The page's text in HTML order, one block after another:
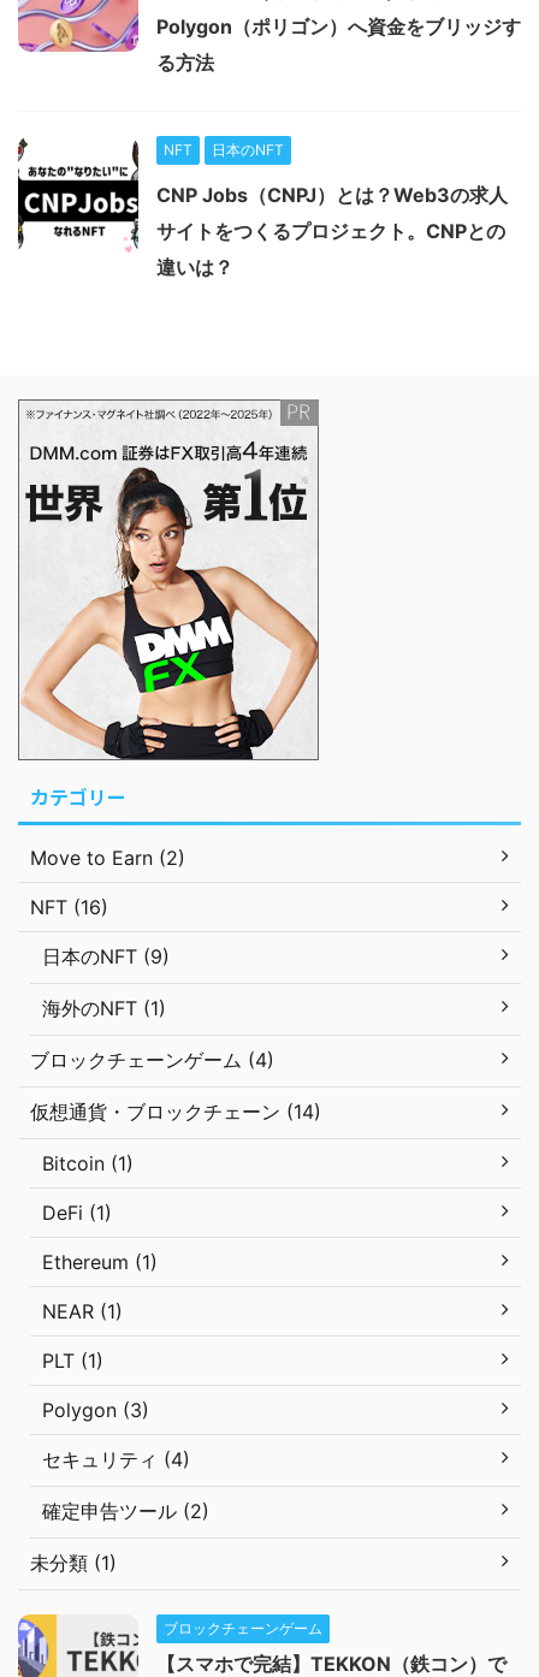
Polygon（ポリゴン）へ資金をブリッジす
る方法
NFT 日本のNFT
CNP Jobs（CNPJ）とは？Web3の求人
サイトをつくるプロジェクト。CNPとの
違いは？
カテゴリー
Move to Earn (2)
NFT (16)
日本のNFT (9)
海外のNFT (1)
ブロックチェーンゲーム (4)
仮想通貨・ブロックチェーン (14)
Bitcoin (1)
DeFi (1)
Ethereum (1)
NEAR (1)
PLT (1)
Polygon (3)
セキュリティ (4)
確定申告ツール (2)
未分類 (1)
ブロックチェーンゲーム
【スマホで完結】TEKKON（鉄コン）で